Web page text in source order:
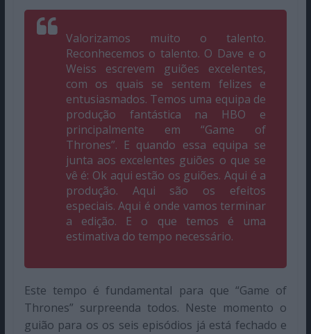
Valorizamos muito o talento.
Reconhecemos o talento. O Dave e o
Weiss escrevem guiões excelentes,
com os quais se sentem felizes e
entusiasmados. Temos uma equipa de
produção fantástica na HBO e
principalmente em “Game of
Thrones”. E quando essa equipa se
junta aos excelentes guiões o que se
vê é: Ok aqui estão os guiões. Aqui é a
produção. Aqui são os efeitos
especiais. Aqui é onde vamos terminar
a edição. E o que temos é uma
estimativa do tempo necessário.
Este tempo é fundamental para que “Game of
Thrones” surpreenda todos. Neste momento o
guião para os os seis episódios já está fechado e